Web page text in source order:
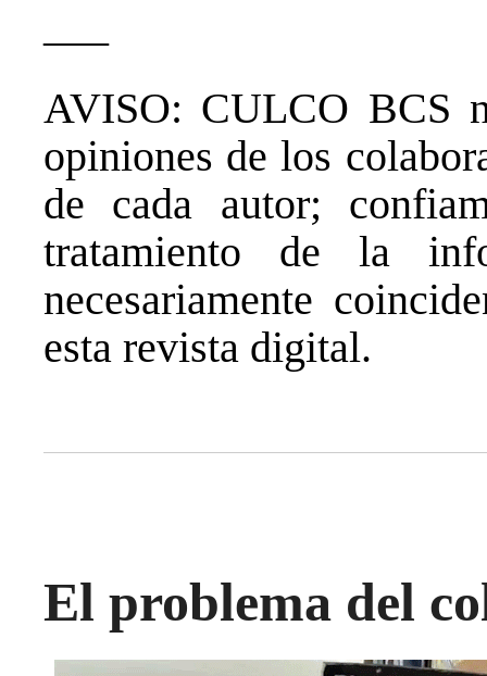
—–
AVISO: CULCO BCS
opiniones de los
de cada autor;
tratamiento de la
necesariamente
esta revista digital.
El problema del